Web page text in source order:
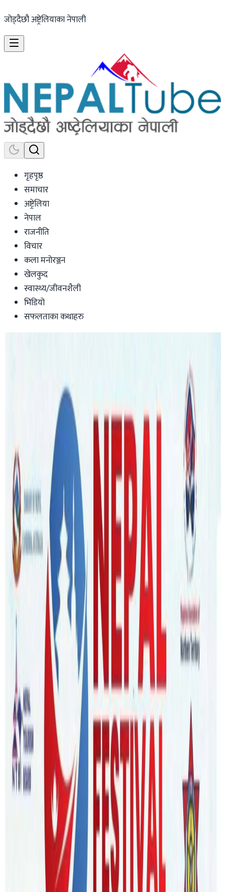
जोड्दैछौ अष्ट्रेलियाका नेपाली
गृहपृष्ठ
समाचार
अष्ट्रेलिया
नेपाल
राजनीति
विचार
कला मनोरञ्जन
खेलकुद
स्वास्थ्य/जीवनशैली
भिडियो
सफलताका कथाहरु
सत्ताका लागि किन मरिहत्ते गर्दैछन नयाँ पार्टी ?
सिकेसँगै रवीमाथी उब्जिदैछन अनेकन प्रश्न !
पुण्यप्रसाद धमला|
Wednesday, 2023 March 1 / 4:26 am
अ− अ
काठमाडौं । पुस १० मा पुष्पकमल दाहाल प्रचण्डलाई प्रधानमन्त्री
बनाउन अगुवाइ गरेको नेकपा एमालेले समर्थन फिर्ता लिंदै सरकारबाटै
बाहिरिएको छ । प्रधानमन्त्री प्रचण्डले गठबन्धन बदलेर ८ दलीय
गठबन्धनमा सामेल भएपछि राप्रपा समेत समर्थन फिर्ता लिएर